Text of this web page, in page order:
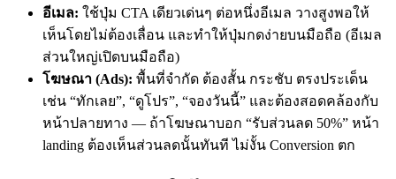
อีเมล: ใช้ปุ่ม CTA เดียวเด่นๆ ต่อหนึ่งอีเมล วางสูงพอให้
เห็นโดยไม่ต้องเลื่อน และทำให้ปุ่มกดง่ายบนมือถือ (อีเมล
ส่วนใหญ่เปิดบนมือถือ)
โฆษณา (Ads): พื้นที่จำกัด ต้องสั้น กระชับ ตรงประเด็น
เช่น “ทักเลย”, “ดูโปร”, “จองวันนี้” และต้องสอดคล้องกับ
หน้าปลายทาง — ถ้าโฆษณาบอก “รับส่วนลด 50%” หน้า
landing ต้องเห็นส่วนลดนั้นทันที ไม่งั้น Conversion ตก